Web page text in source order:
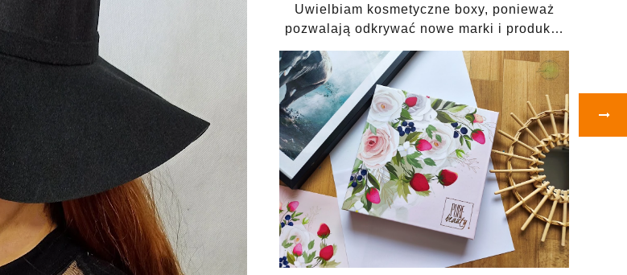
Uwielbiam kosmetyczne boxy, ponieważ
pozwalają odkrywać nowe marki i produk…